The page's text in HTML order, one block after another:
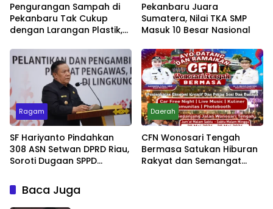
Pengurangan Sampah di
Pekanbaru Tak Cukup
dengan Larangan Plastik,
Jadi Penentu
Pekanbaru Juara
Sumatera, Nilai TKA SMP
Masuk 10 Besar Nasional
Ragam
SF Hariyanto Pindahkan
308 ASN Setwan DPRD Riau,
Soroti Dugaan SPPD
Daerah
CFN Wonosari Tengah
Bermasa Satukan Hiburan
Rakyat dan Semangat
Baca Juga